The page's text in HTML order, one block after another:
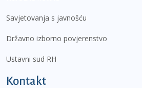
Savjetovanja s javnošću
Državno izborno povjerenstvo
Ustavni sud RH
Kontakt